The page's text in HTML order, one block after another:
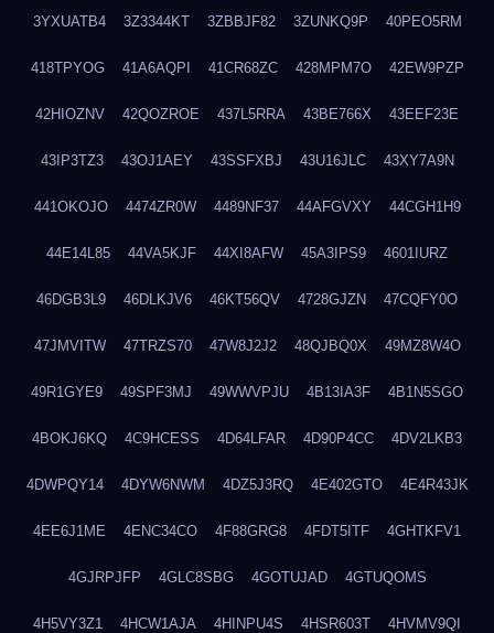
3YXUATB4 3Z3344KT 3ZBBJF82 3ZUNKQ9P 40PEO5RM
418TPYOG 41A6AQPI 41CR68ZC 428MPM7O 42EW9PZP
42HIOZNV 42QOZROE 437L5RRA 43BE766X 43EEF23E
43IP3TZ3 43OJ1AEY 43SSFXBJ 43U16JLC 43XY7A9N
441OKOJO 4474ZR0W 4489NF37 44AFGVXY 44CGH1H9
44E14L85 44VA5KJF 44XI8AFW 45A3IPS9 4601IURZ
46DGB3L9 46DLKJV6 46KT56QV 4728GJZN 47CQFY0O
47JMVITW 47TRZS70 47W8J2J2 48QJBQ0X 49MZ8W4O
49R1GYE9 49SPF3MJ 49WWVPJU 4B13IA3F 4B1N5SGO
4BOKJ6KQ 4C9HCESS 4D64LFAR 4D90P4CC 4DV2LKB3
4DWPQY14 4DYW6NWM 4DZ5J3RQ 4E402GTO 4E4R43JK
4EE6J1ME 4ENC34CO 4F88GRG8 4FDT5ITF 4GHTKFV1
4GJRPJFP 4GLC8SBG 4GOTUJAD 4GTUQOMS
4H5VY3Z1 4HCW1AJA 4HINPU4S 4HSR603T 4HVMV9QI